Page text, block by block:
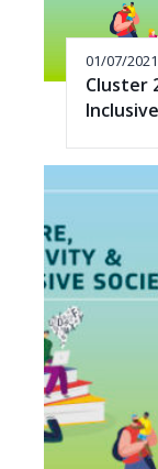
01/07/2021
Cluster